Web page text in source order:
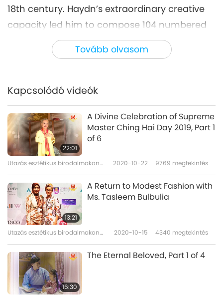
Tovább olvasom
18th century. Haydn’s extraordinary creative
capacity led him to compose 104 numbered
symphonies and 68 string quartets. Let's now
listen to the first movement of to the first
St. Lawrence String Quartet.
Kapcsolódó videók
22:01
A Divine Celebration of Supreme
Master Ching Hai Day 2019, Part 1
of 6
Utazás esztétikus birodalmakon
2020-10-22 9769 megtekintés
13:21
A Return to Modest Fashion with
Ms. Tasleem Bulbulia
Utazás esztétikus birodalmakon
2020-10-15 4340 megtekintés
16:30
The Eternal Beloved, Part 1 of 4